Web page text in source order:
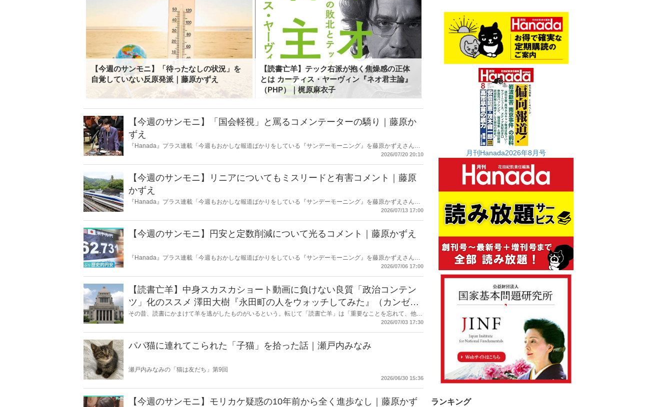
【今週のサンモニ】「待ったなしの状況」を
自覚していない反原発派｜藤原かずえ
【読書亡羊】テック右派が抱く焦燥感の正体
とは カーティス・ヤーヴィン『ネオ君主論』
（PHP）｜梶原麻衣子
【今週のサンモニ】「国会軽視」と罵るコメンテーターの驕り｜藤原か
ずえ
『Hanada』プラス連載「今週もおかしな報道ばかりをしている『サンデーモーニング』を藤原かずえさんが
2026/07/20 20:10
【今週のサンモニ】リニアについてもミスリードと有害コメント｜藤原
かずえ
『Hanada』プラス連載「今週もおかしな報道ばかりをしている『サンデーモーニング』を藤原かずえさんが
2026/07/13 17:00
【今週のサンモニ】円安と定数削減について光るコメント｜藤原かずえ
『Hanada』プラス連載「今週もおかしな報道ばかりをしている『サンデーモーニング』を藤原かずえさんが
2026/07/06 17:00
【読書亡羊】中身スカスカショート動画に負けない良質「政治コンテン
ツ」化のススメ 澤田大樹『永田町の人をウォッチしてみた』（カンゼ
ン）｜梶原麻衣子
その昔、読書にかまけて羊を逃がしたものがいるという。転じて「読書亡羊」は「重要なことを忘れて、他の
ことに夢中になること」を指す四字熟語になった。だが時に仕事を放り出してでも、読むべき本がある。元月
2026/07/03 17:30
パパ猫に連れてこられた「子猫」を拾った話｜瀬戸内みなみ
瀬戸内みなみの「猫は友だち」第9回
2026/06/30 15:36
【今週のサンモニ】モリカケ疑惑の10年前から全く進歩なし｜藤原かず
月刊Hanada2026年8月号
ランキング